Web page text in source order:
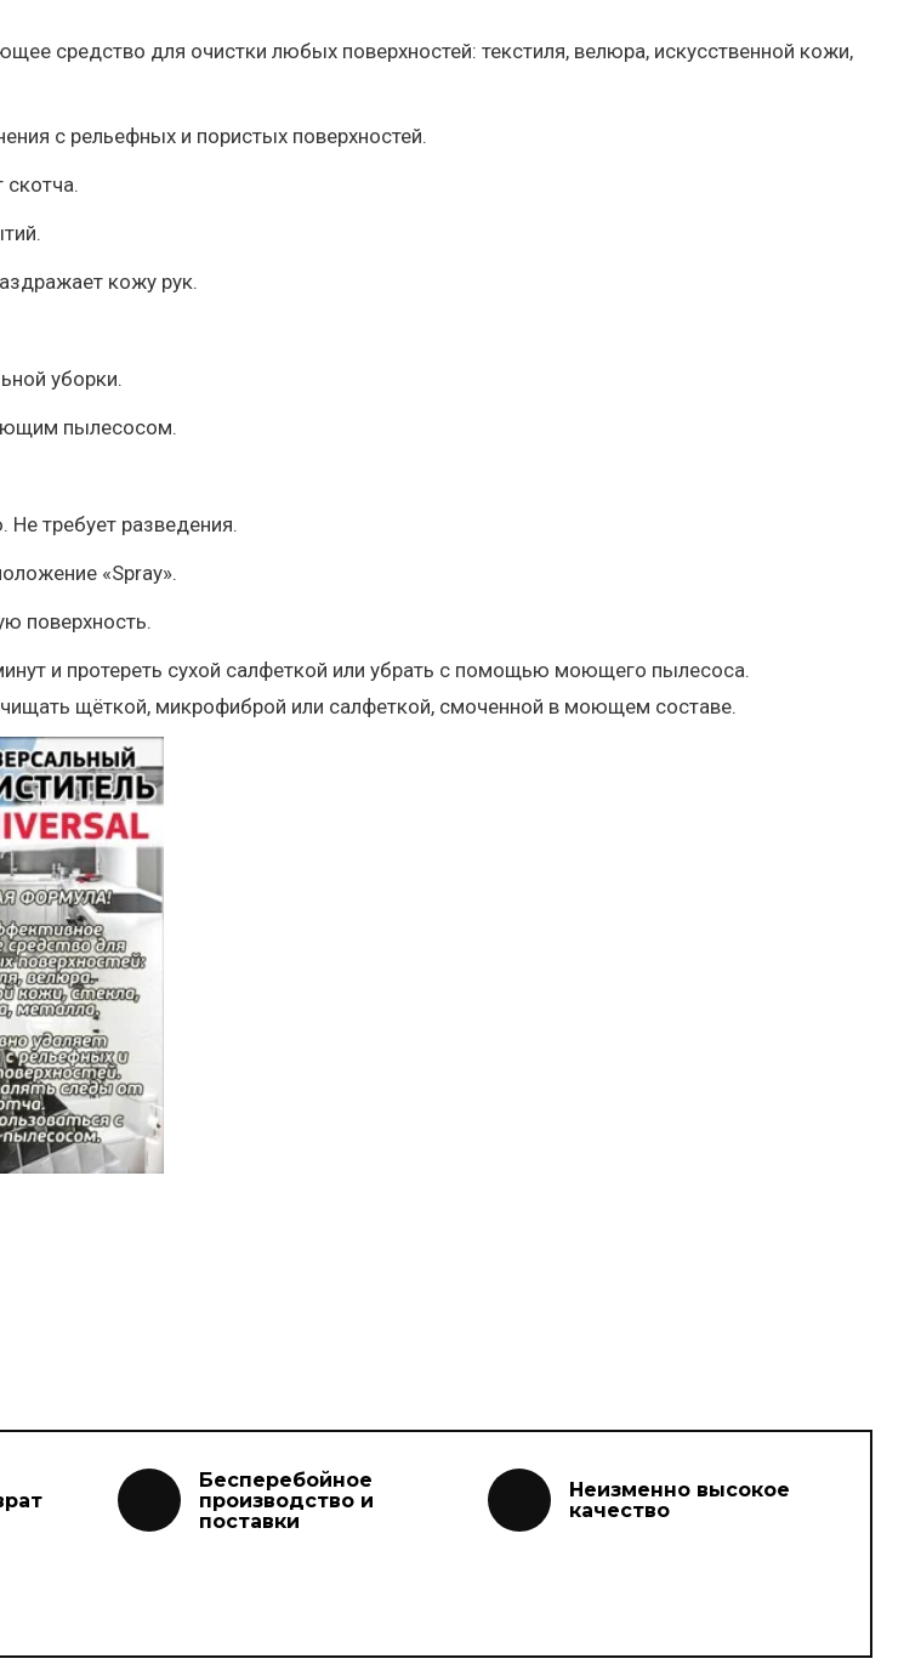
средство для очистки любых поверхностей: текстиля, велюра, искусственной кожи,
с рельефных и пористых поверхностей.
скотча.
кожу рук.
уборки.
пылесосом.
Не требует разведения.
«Spray».
поверхность.
и протереть сухой салфеткой или убрать с помощью моющего пылесоса.
щёткой, микрофиброй или салфеткой, смоченной в моющем составе.
Бесперебойное
производство и
поставки
Неизменно высокое
качество